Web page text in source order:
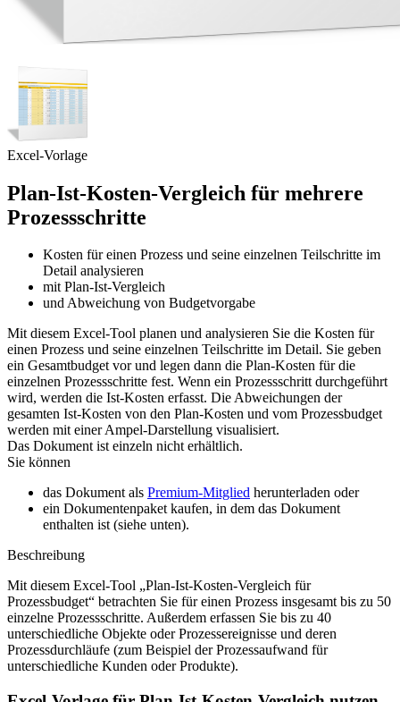
Excel-Vorlage
Plan-Ist-Kosten-Vergleich für mehrere
Prozessschritte
Kosten für einen Prozess und seine einzelnen Teilschritte im
Detail analysieren
mit Plan-Ist-Vergleich
und Abweichung von Budgetvorgabe
Mit diesem Excel-Tool planen und analysieren Sie die Kosten für
einen Prozess und seine einzelnen Teilschritte im Detail. Sie geben
ein Gesamtbudget vor und legen dann die Plan-Kosten für die
einzelnen Prozessschritte fest. Wenn ein Prozessschritt durchgeführt
wird, werden die Ist-Kosten erfasst. Die Abweichungen der
gesamten Ist-Kosten von den Plan-Kosten und vom Prozessbudget
werden mit einer Ampel-Darstellung visualisiert.
Das Dokument ist einzeln nicht erhältlich.
Sie können
das Dokument als Premium-Mitglied herunterladen oder
ein Dokumentenpaket kaufen, in dem das Dokument
enthalten ist (siehe unten).
Beschreibung
Mit diesem Excel-Tool „Plan-Ist-Kosten-Vergleich für
Prozessbudget“ betrachten Sie für einen Prozess insgesamt bis zu 50
einzelne Prozessschritte. Außerdem erfassen Sie bis zu 40
unterschiedliche Objekte oder Prozessereignisse und deren
Prozessdurchläufe (zum Beispiel der Prozessaufwand für
unterschiedliche Kunden oder Produkte).